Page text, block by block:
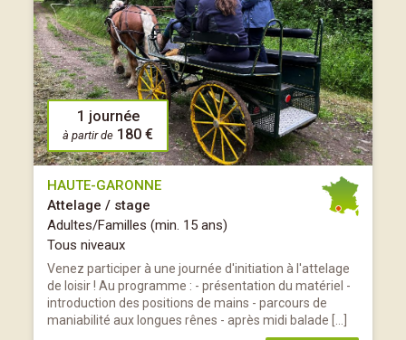
1 journée
à partir de 180 €
HAUTE-GARONNE
Attelage / stage
Adultes/Familles (min. 15 ans)
Tous niveaux
Venez participer à une journée d'initiation à l'attelage
de loisir ! Au programme : - présentation du matériel -
introduction des positions de mains - parcours de
maniabilité aux longues rênes - après midi balade […]